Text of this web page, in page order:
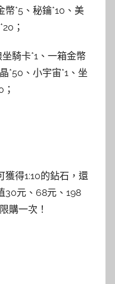
幣*5、秘鑰*10、美
；
騎卡*1、一箱金幣
*50、小宇宙*1、坐
得1:10的鉆石，還
30元、68元、198
購一次！